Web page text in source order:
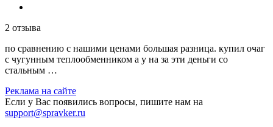
2 отзыва
по сравнению с нашими ценами большая разница. купил очаг
с чугунным теплообменником а у на за эти деньги со
стальным …
Реклама на сайте
Если у Вас появились вопросы, пишите нам на
support@spravker.ru